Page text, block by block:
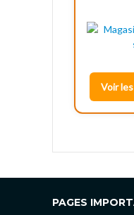
Voir
PAGES